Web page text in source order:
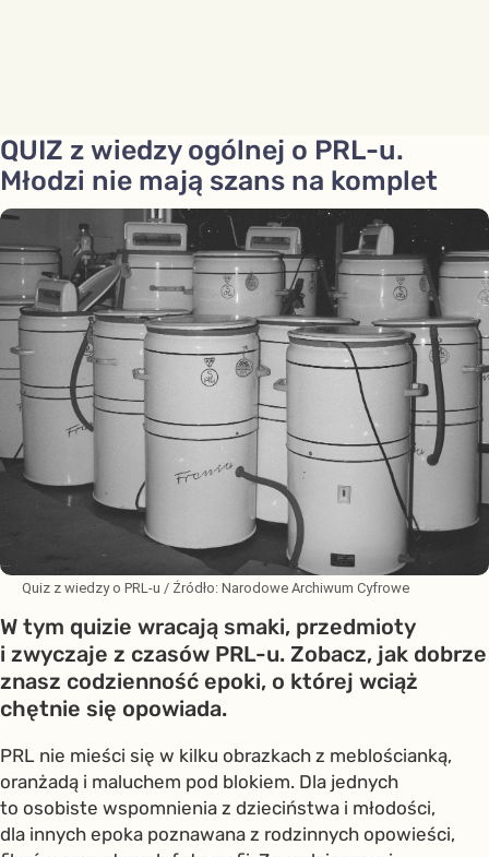
QUIZ z wiedzy ogólnej o PRL-u.
Młodzi nie mają szans na komplet
Quiz z wiedzy o PRL-u / Źródło: Narodowe Archiwum Cyfrowe
W tym quizie wracają smaki, przedmioty
i zwyczaje z czasów PRL-u. Zobacz, jak dobrze
znasz codzienność epoki, o której wciąż
chętnie się opowiada.
PRL nie mieści się w kilku obrazkach z meblościanką,
oranżadą i maluchem pod blokiem. Dla jednych
to osobiste wspomnienia z dzieciństwa i młodości,
dla innych epoka poznawana z rodzinnych opowieści,